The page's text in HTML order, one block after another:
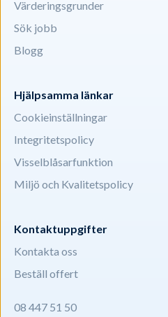
Värderingsgrunder
Sök jobb
Blogg
Hjälpsamma länkar
Cookieinställningar
Integritetspolicy
Visselblåsarfunktion
Miljö och Kvalitetspolicy
Kontaktuppgifter
Kontakta oss
Beställ offert
08 447 51 50